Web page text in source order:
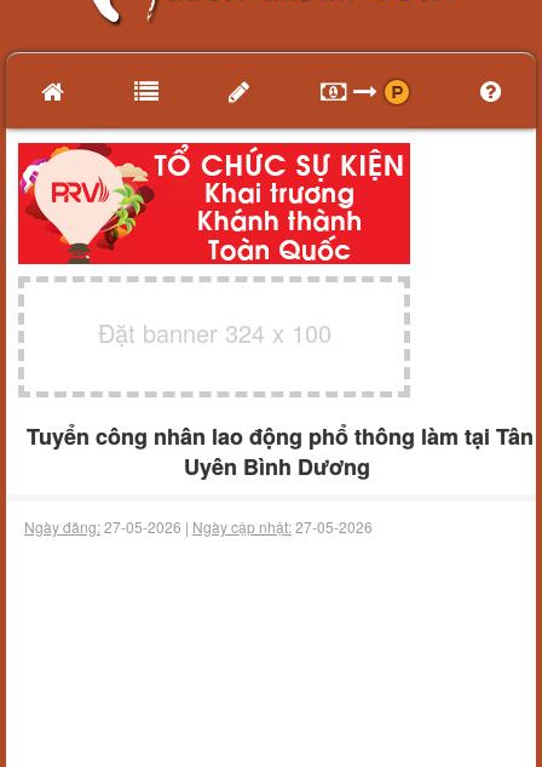
Đặt banner 324 x 100
Tuyển công nhân lao động phổ thông làm tại Tân
Uyên Bình Dương
Ngày đăng:27-05-2026 | Ngày cập nhật:27-05-2026